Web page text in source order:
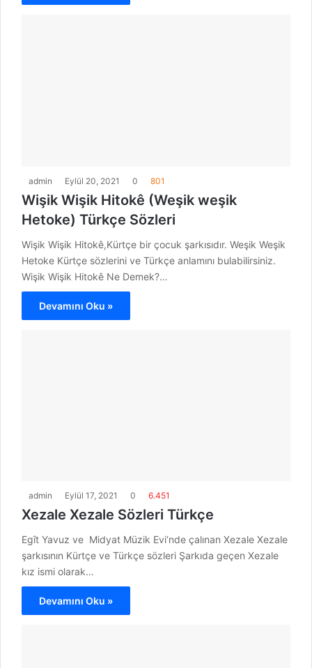
admin Eylül 20, 2021 0 801
Wişik Wişik Hitokê (Weşik weşik
Hetoke) Türkçe Sözleri
Wişik Wişik Hitokê,Kürtçe bir çocuk şarkısıdır. Weşik Weşik
Hetoke Kürtçe sözlerini ve Türkçe anlamını bulabilirsiniz.
Wişik Wişik Hitokê Ne Demek?…
Devamını Oku »
admin Eylül 17, 2021 0 6.451
Xezale Xezale Sözleri Türkçe
Egît Yavuz ve Midyat Müzik Evi‘nde çalınan Xezale Xezale
şarkısının Kürtçe ve Türkçe sözleri Şarkıda geçen Xezale
kız ismi olarak…
Devamını Oku »